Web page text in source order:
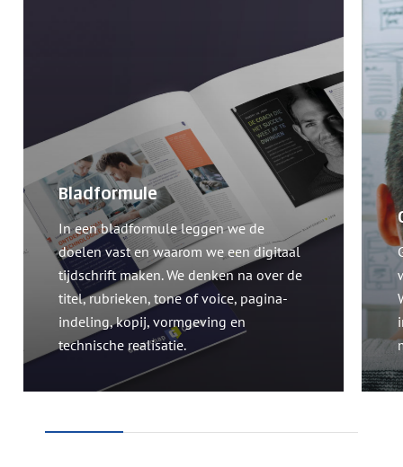
Bladformule
In een bladformule leggen we de
doelen vast en waarom we een digitaal
tijdschrift maken. We denken na over de
titel, rubrieken, tone of voice, pagina-
indeling, kopij, vormgeving en
technische realisatie.